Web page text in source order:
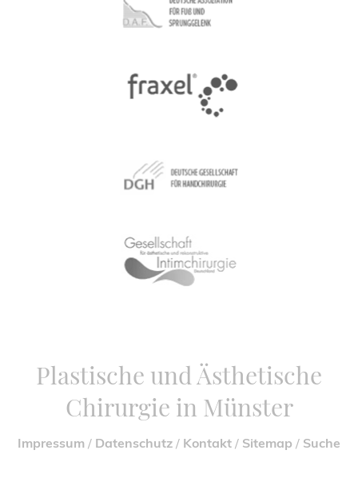
Plastische und Ästhetische
Chirurgie in Münster
Impressum / Datenschutz / Kontakt / Sitemap / Suche